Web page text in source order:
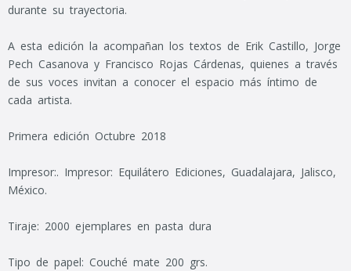
durante su trayectoria.
A esta edición la acompañan los textos de Erik Castillo, Jorge
Pech Casanova y Francisco Rojas Cárdenas, quienes a través
de sus voces invitan a conocer el espacio más íntimo de
cada artista.
Primera edición Octubre 2018
Impresor:. Impresor: Equilátero Ediciones, Guadalajara, Jalisco,
México.
Tiraje: 2000 ejemplares en pasta dura
Tipo de papel: Couché mate 200 grs.